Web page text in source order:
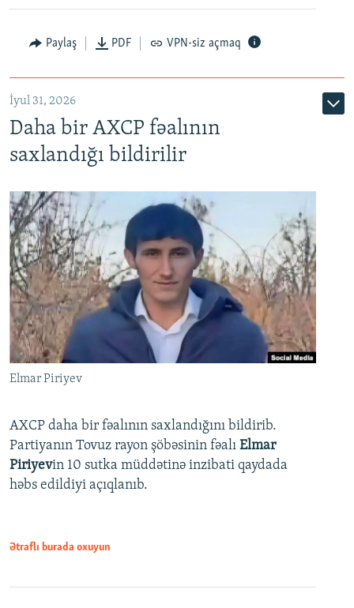
Paylaş PDF VPN-siz açmaq
İyul 31, 2026
Daha bir AXCP fəalının
saxlandığı bildirilir
Elmar Piriyev
AXCP daha bir fəalının saxlandığını bildirib.
Partiyanın Tovuz rayon şöbəsinin fəalı Elmar
Piriyevin 10 sutka müddətinə inzibati qaydada
həbs edildiyi açıqlanıb.
Ətraflı burada oxuyun